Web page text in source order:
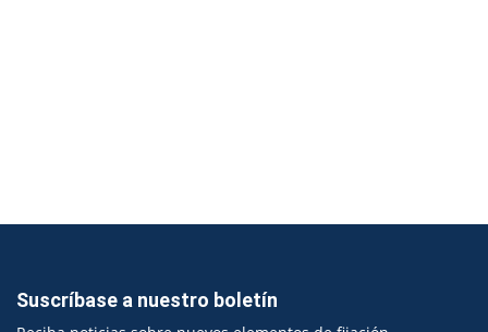
Suscríbase a nuestro boletín